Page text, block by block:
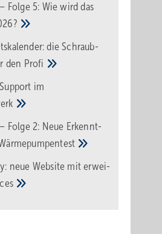
Folge 5: Wie wird das
die Schraub­
den Pro­fi
im
Folge 2: Neue Erkennt­
neue Web­site mit erwei­